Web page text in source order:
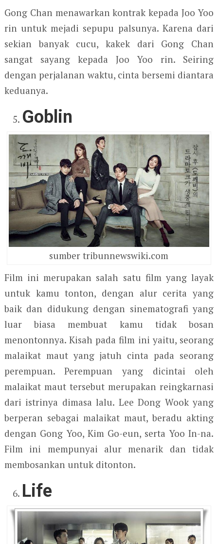
Gong Chan menawarkan kontrak kepada Joo Yoo
rin untuk mejadi sepupu palsunya. Karena dari
sekian banyak cucu, kakek dari Gong Chan
sangat sayang kepada Joo Yoo rin. Seiring
dengan perjalanan waktu, cinta bersemi diantara
keduanya.
Goblin
sumber tribunnewswiki.com
Film ini merupakan salah satu film yang layak
untuk kamu tonton, dengan alur cerita yang
baik dan didukung dengan sinematografi yang
luar biasa membuat kamu tidak bosan
menontonnya. Kisah pada film ini yaitu, seorang
malaikat maut yang jatuh cinta pada seorang
perempuan. Perempuan yang dicintai oleh
malaikat maut tersebut merupakan reingkarnasi
dari istrinya dimasa lalu. Lee Dong Wook yang
berperan sebagai malaikat maut, beradu akting
dengan Gong Yoo, Kim Go-eun, serta Yoo In-na.
Film ini mempunyai alur menarik dan tidak
membosankan untuk ditonton.
Life